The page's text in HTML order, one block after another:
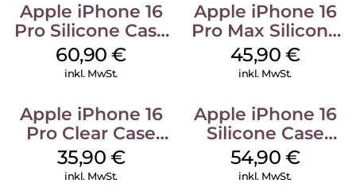
Apple iPhone 16
Pro Silicone Case
MagSafe Stone
Gray
60,90€
inkl. MwSt.
Apple iPhone 16
Pro Max Silicone
Case MagSafe
Ultramarine
45,90 €
inkl. MwSt.
Apple iPhone 16
Pro Clear Case
MagSafe
Transparent
35,90 €
inkl. MwSt.
Apple iPhone 16
Silicone Case
MagSafe Lake
Green
54,90 €
inkl. MwSt.